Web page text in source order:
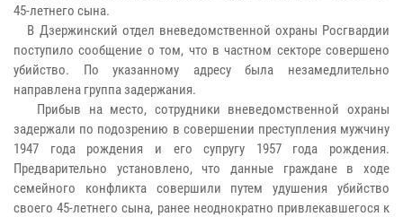
45-летнего сына.
В Дзержинский отдел вневедомственной охраны Росгвардии
поступило сообщение о том, что в частном секторе совершено
убийство. По указанному адресу была незамедлительно
направлена группа задержания.
Прибыв на место, сотрудники вневедомственной охраны
задержали по подозрению в совершении преступления мужчину
1947 года рождения и его супругу 1957 года рождения.
Предварительно установлено, что данные граждане в ходе
семейного конфликта совершили путем удушения убийство
своего 45-летнего сына, ранее неоднократно привлекавшегося к